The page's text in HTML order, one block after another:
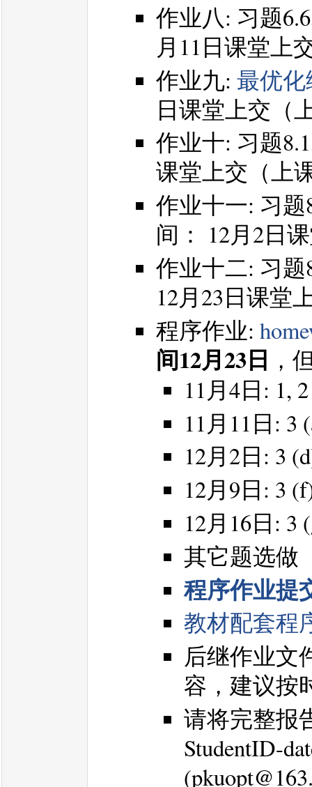
作业八: 习题
月11日课堂上
作业九: 最优化
日课堂上交（
作业十: 习题
课堂上交（上
作业十一: 习
间： 12月2日
作业十二: 习题
12月23日课堂
程序作业:
间12月23日 ，
11月4日: 1, 2
11月11日: 3
12月2日: 3
12月9日: 3
12月16日: 3
其它题选做
程序作业提
教材配套程
后继作业文
容，建议按
请将完整报
StudentID-